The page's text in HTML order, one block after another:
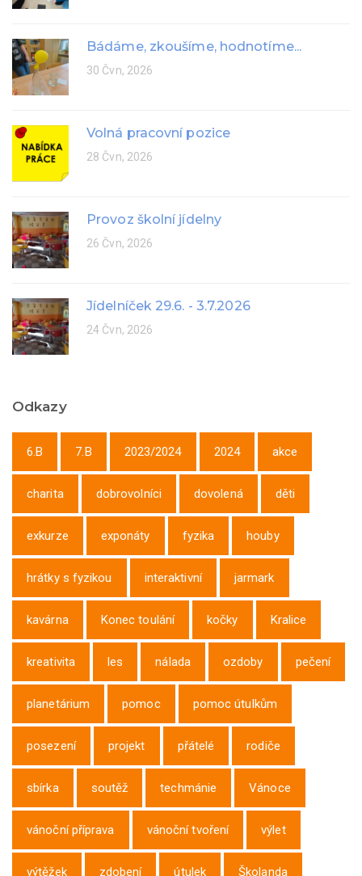
Bádáme, zkoušíme, hodnotíme...
30 Čvn, 2026
Volná pracovní pozice
28 Čvn, 2026
Provoz školní jídelny
26 Čvn, 2026
Jídelníček 29.6. - 3.7.2026
24 Čvn, 2026
Odkazy
6.B 7.B 2023/2024 2024 akce
charita dobrovolníci dovolená děti
exkurze exponáty fyzika houby
hrátky s fyzikou interaktivní jarmark
kavárna Konec toulání kočky Kralice
kreativita les nálada ozdoby pečení
planetárium pomoc pomoc útulkům
posezení projekt přátelé rodiče
sbírka soutěž techmánie Vánoce
vánoční příprava vánoční tvoření výlet
výtěžek zdobení útulek Školanda